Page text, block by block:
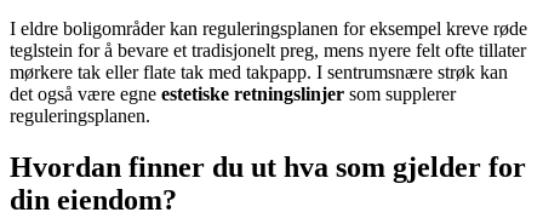
I eldre boligområder kan reguleringsplanen for eksempel kreve røde
teglstein for å bevare et tradisjonelt preg, mens nyere felt ofte tillater
mørkere tak eller flate tak med takpapp. I sentrumsnære strøk kan
det også være egne estetiske retningslinjer som supplerer
reguleringsplanen.
Hvordan finner du ut hva som gjelder for
din eiendom?